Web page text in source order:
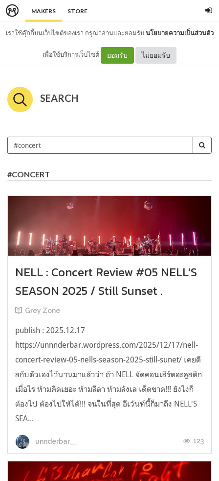
MAKERS STORE
เราใช้คุ๊กกี้บนเว็บไซต์ของเรา กรุณาอ่านและยอมรับนโยบายความเป็นส่วนตัว
เพื่อใช้บริการเว็บไซต์ ยอมรับ ไม่ยอมรับ
SEARCH
#CONCERT
NELL : Concert Review #05 NELL'S
SEASON 2025 / Still Sunset .
Grey Zone
publish : 2025.12.17
https://unnnderbar.wordpress.com/2025/12/17/nell-
concert-review-05-nells-season-2025-still-sunet/ เคยดี
ลกับตัวเองไว้นานมาแล้วว่า ถ้า NELL จัดคอนเสิร์ตอะคูสติก
เมื่อไร ห้ามคิดเยอะ ห้ามลีลา ห้ามลังเล เด็ดขาด!!! ยังไงก็
ต้องไป ต้องไปให้ได้!!! จนในที่สุด อีเว้นท์นี้ก็มาถึง NELL'S
SEA...
unnderbar__ 123